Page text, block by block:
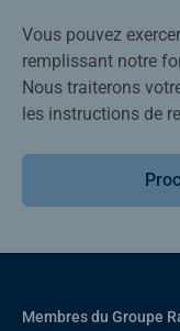
Vous pouvez
remplissant notre
Nous traiterons
les instructions de
Membres du Groupe